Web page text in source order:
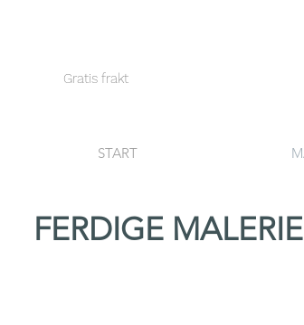
Gratis frakt
START
FERDIGE